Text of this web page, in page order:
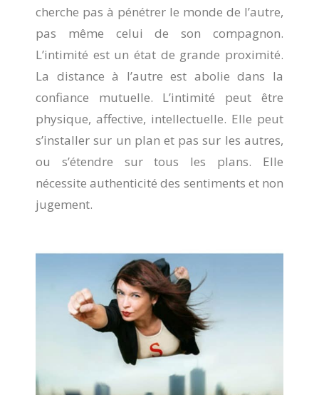
cherche pas à pénétrer le monde de l’autre,
pas même celui de son compagnon.
L’intimité est un état de grande proximité.
La distance à l’autre est abolie dans la
confiance mutuelle. L’intimité peut être
physique, affective, intellectuelle. Elle peut
s’installer sur un plan et pas sur les autres,
ou s’étendre sur tous les plans. Elle
nécessite authenticité des sentiments et non
jugement.